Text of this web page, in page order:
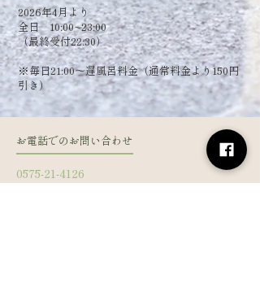
2026年4月より
全日 10:00~23:00
（最終受付22:30）
​※毎日21:00～遅風呂料金（通常料金より150円
引き）
お電話でのお問い合わせ
0575-21-4126